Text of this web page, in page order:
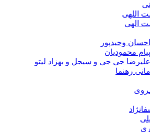
اللهی
الهی
وحیدپور
محمودیان
جی جی و سیجل و بهزاد لیتو
رهنما